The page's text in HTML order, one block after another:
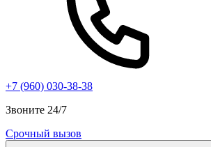
+7 (960) 030-38-38
Звоните 24/7
Срочный вызов